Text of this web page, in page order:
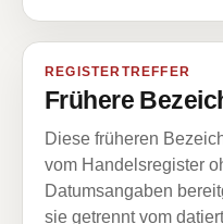
REGISTERTREFFER
Frühere
Diese früheren
vom Handelsregister
Datumsangaben
sie getrennt vom